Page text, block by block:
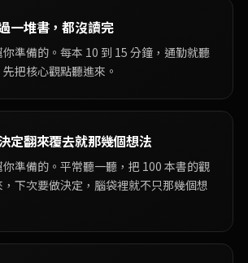
一堆書，都沒讀完
準備的。每本 10 到 15 分鐘，通勤就聽
把核心觀點聽進來。
定翻來覆去就那幾個想法
準備的。平常聽一聽，把 100 本書的觀
下次要做決定，腦袋裡就不只那幾個想